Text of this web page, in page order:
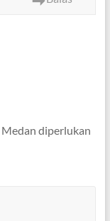
Medan diperlukan